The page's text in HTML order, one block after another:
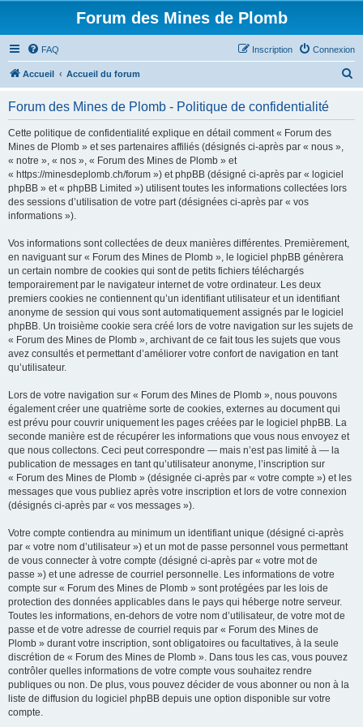
Forum des Mines de Plomb
FAQ Connexion
Inscription
Accueil Accueil du forum
Forum des Mines de Plomb - Politique de confidentialité
Cette politique de confidentialité explique en détail comment « Forum des
Mines de Plomb » et ses partenaires affiliés (désignés ci-après par « nous »,
« notre », « nos », « Forum des Mines de Plomb » et
« https://minesdeplomb.ch/forum ») et phpBB (désigné ci-après par « logiciel
phpBB » et « phpBB Limited ») utilisent toutes les informations collectées lors
des sessions d’utilisation de votre part (désignées ci-après par « vos
informations »).
Vos informations sont collectées de deux manières différentes. Premièrement,
en naviguant sur « Forum des Mines de Plomb », le logiciel phpBB génèrera
un certain nombre de cookies qui sont de petits fichiers téléchargés
temporairement par le navigateur internet de votre ordinateur. Les deux
premiers cookies ne contiennent qu’un identifiant utilisateur et un identifiant
anonyme de session qui vous sont automatiquement assignés par le logiciel
phpBB. Un troisième cookie sera créé lors de votre navigation sur les sujets de
« Forum des Mines de Plomb », archivant de ce fait tous les sujets que vous
avez consultés et permettant d’améliorer votre confort de navigation en tant
qu’utilisateur.
Lors de votre navigation sur « Forum des Mines de Plomb », nous pouvons
également créer une quatrième sorte de cookies, externes au document qui
est prévu pour couvrir uniquement les pages créées par le logiciel phpBB. La
seconde manière est de récupérer les informations que vous nous envoyez et
que nous collectons. Ceci peut correspondre — mais n’est pas limité à — la
publication de messages en tant qu’utilisateur anonyme, l’inscription sur
« Forum des Mines de Plomb » (désignée ci-après par « votre compte ») et les
messages que vous publiez après votre inscription et lors de votre connexion
(désignés ci-après par « vos messages »).
Votre compte contiendra au minimum un identifiant unique (désigné ci-après
par « votre nom d’utilisateur ») et un mot de passe personnel vous permettant
de vous connecter à votre compte (désigné ci-après par « votre mot de
passe ») et une adresse de courriel personnelle. Les informations de votre
compte sur « Forum des Mines de Plomb » sont protégées par les lois de
protection des données applicables dans le pays qui héberge notre serveur.
Toutes les informations, en-dehors de votre nom d’utilisateur, de votre mot de
passe et de votre adresse de courriel requis par « Forum des Mines de
Plomb » durant votre inscription, sont obligatoires ou facultatives, à la seule
discrétion de « Forum des Mines de Plomb ». Dans tous les cas, vous pouvez
contrôler quelles informations de votre compte vous souhaitez rendre
publiques ou non. De plus, vous pouvez décider de vous abonner ou non à la
liste de diffusion du logiciel phpBB depuis une option disponible sur votre
compte.